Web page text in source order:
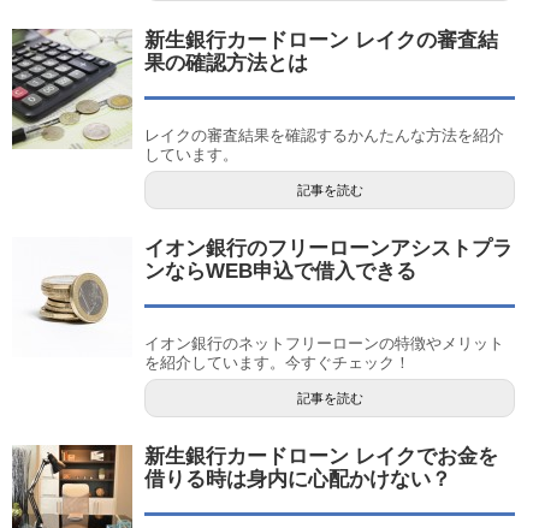
新生銀行カードローン レイクの審査結
果の確認方法とは
レイクの審査結果を確認するかんたんな方法を紹介
しています。
記事を読む
イオン銀行のフリーローンアシストプラ
ンならWEB申込で借入できる
イオン銀行のネットフリーローンの特徴やメリット
を紹介しています。今すぐチェック！
記事を読む
新生銀行カードローン レイクでお金を
借りる時は身内に心配かけない？